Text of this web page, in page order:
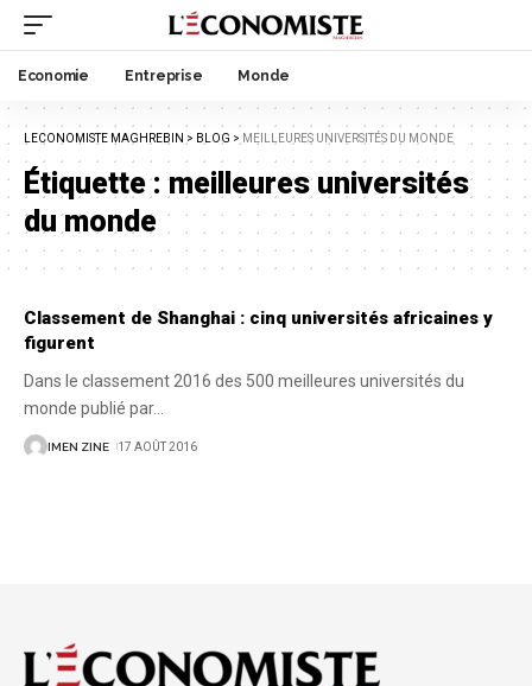
Economie Entreprise Monde
LECONOMISTE MAGHREBIN > BLOG > MEILLEURES UNIVERSITÉS DU MONDE
Étiquette :meilleures universités
du monde
Classement de Shanghai : cinq universités africaines y
figurent
Dans le classement 2016 des 500 meilleures universités du
monde publié par…
IMEN ZINE 17 AOÛT 2016